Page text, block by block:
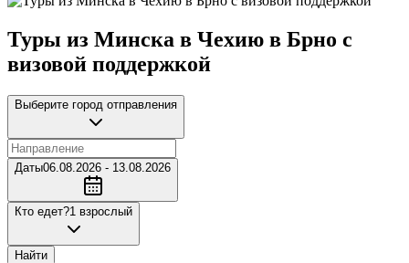
Туры из Минска в Чехию в Брно с
визовой поддержкой
Выберите город отправления
Даты06.08.2026 - 13.08.2026
Кто едет?1 взрослый
Найти